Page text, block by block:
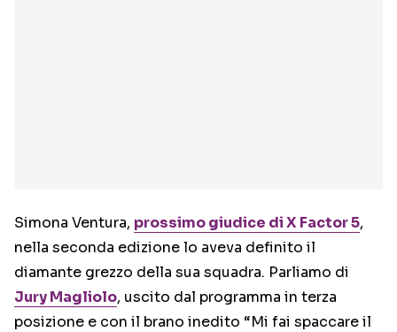
Simona Ventura, prossimo giudice di X Factor 5,
nella seconda edizione lo aveva definito il
diamante grezzo della sua squadra. Parliamo di
Jury Magliolo, uscito dal programma in terza
posizione e con il brano inedito “Mi fai spaccare il